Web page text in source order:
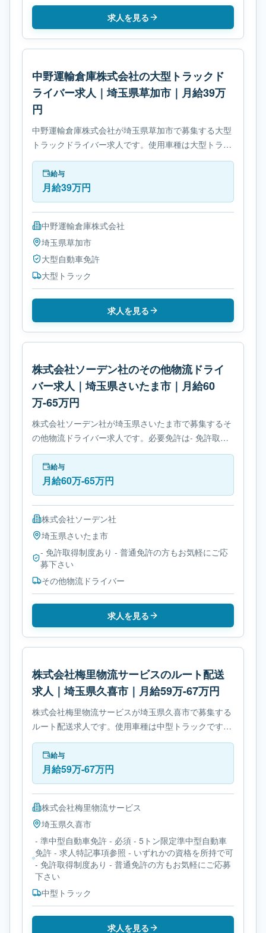
求人を見る
中野運輸倉庫株式会社の大型トラックド
ライバー求人｜埼玉県草加市｜月給39万
円
中野運輸倉庫株式会社が埼玉県草加市で募集する大型
トラックドライバー求人です。使用車種は大型トラッ
クです。勤務時間は- 変形労働時間制です。必要免許
は大型自動車免許です。
給与
月給39万円
中野運輸倉庫株式会社
埼玉県草加市
大型自動車免許
大型トラック
求人を見る
株式会社ソーデン社のその他物流ドライ
バー求人｜埼玉県さいたま市｜月給60
万-65万円
株式会社ソーデン社が埼玉県さいたま市で募集するそ
の他物流ドライバー求人です。必要免許は- 免許取得
制度ありです。
給与
月給60万-65万円
株式会社ソーデン社
埼玉県さいたま市
- 免許取得制度あり - 普通免許の方もお気軽にご応
募下さい
その他物流ドライバー
求人を見る
株式会社梅里物流サービスのルート配送
求人｜埼玉県久喜市｜月給59万-67万円
株式会社梅里物流サービスが埼玉県久喜市で募集する
ルート配送求人です。使用車種は中型トラックです。
勤務時間は- 残業ありです。必要免許は- 準中型自動車
免許です。
給与
月給59万-67万円
株式会社梅里物流サービス
埼玉県久喜市
- 準中型自動車免許 - 必須 - 5トン限定準中型自動車
免許 - 求人特記事項参照 - いずれかの資格を所持で可
- 免許取得制度あり - 普通免許の方もお気軽にご応募
下さい
中型トラック
求人を見る